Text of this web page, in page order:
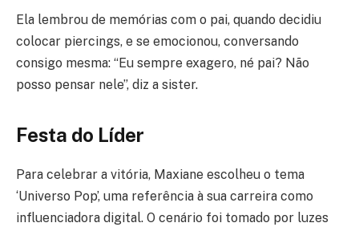
Ela lembrou de memórias com o pai, quando decidiu
colocar piercings, e se emocionou, conversando
consigo mesma: “Eu sempre exagero, né pai? Não
posso pensar nele”, diz a sister.
Festa do Líder
Para celebrar a vitória, Maxiane escolheu o tema
‘Universo Pop’, uma referência à sua carreira como
influenciadora digital. O cenário foi tomado por luzes